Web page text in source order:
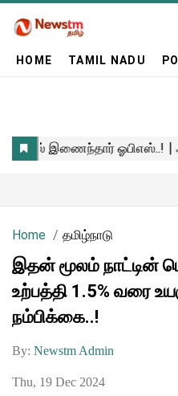
HOME TAMIL NADU
Home தமிழ்நாடு
இதன் மூலம் நாட்டின்
உற்பத்தி 1.5% வரை
நம்பிக்கை..!
By: Newstm Admin
Thu, 19 Dec 2024